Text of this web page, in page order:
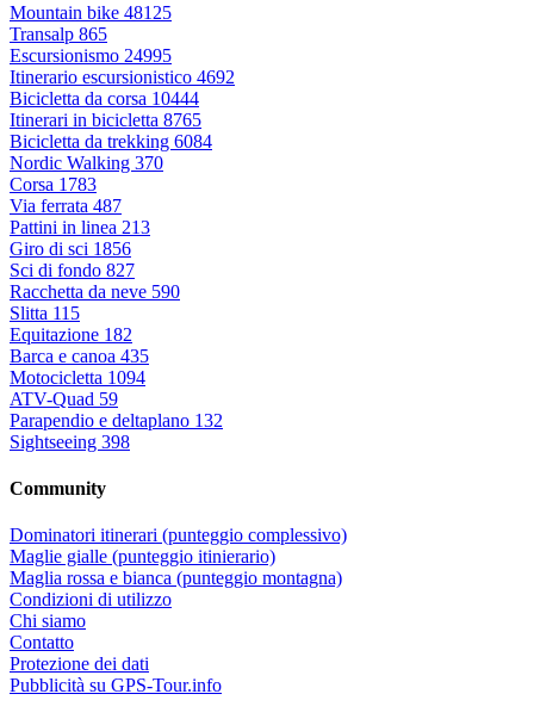
Mountain bike 48125
Transalp 865
Escursionismo 24995
Itinerario escursionistico 4692
Bicicletta da corsa 10444
Itinerari in bicicletta 8765
Bicicletta da trekking 6084
Nordic Walking 370
Corsa 1783
Via ferrata 487
Pattini in linea 213
Giro di sci 1856
Sci di fondo 827
Racchetta da neve 590
Slitta 115
Equitazione 182
Barca e canoa 435
Motocicletta 1094
ATV-Quad 59
Parapendio e deltaplano 132
Sightseeing 398
Community
Dominatori itinerari (punteggio complessivo)
Maglie gialle (punteggio itinierario)
Maglia rossa e bianca (punteggio montagna)
Condizioni di utilizzo
Chi siamo
Contatto
Protezione dei dati
Pubblicità su GPS-Tour.info